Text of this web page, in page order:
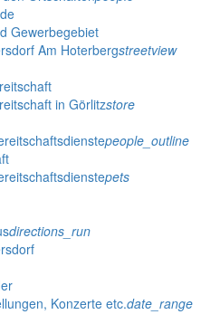
Gewerbegebiet
Am Hoterbergstreetview
in Görlitzstore
people_outline
pets
directions_run
Konzerte etc.date_range